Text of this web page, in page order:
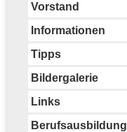
Vorstand
Informationen
Tipps
Bildergalerie
Links
Berufsausbildung